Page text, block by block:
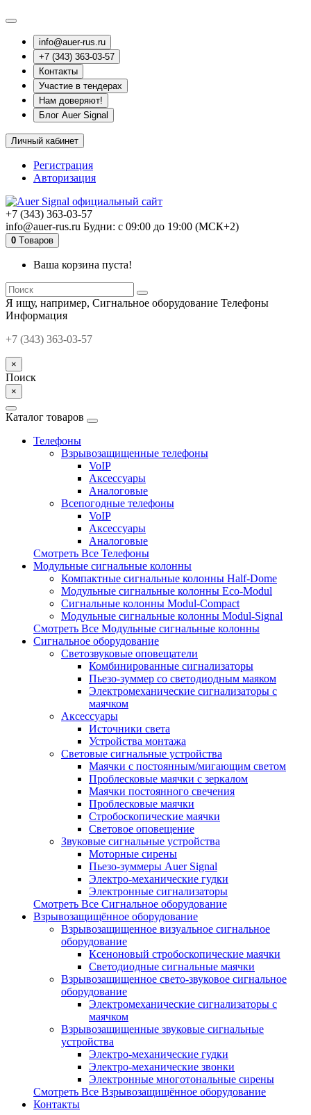
info@auer-rus.ru
+7 (343) 363-03-57
Контакты
Участие в тендерах
Нам доверяют!
Блог Auer Signal
Личный кабинет
Регистрация
Авторизация
+7 (343) 363-03-57
info@auer-rus.ru Будни: с 09:00 до 19:00 (МСК+2)
0 Tоваров
Ваша корзина пуста!
Я ищу, например, Сигнальное оборудование Телефоны
Информация
+7 (343) 363-03-57
×
Поиск
×
Каталог товаров
Телефоны
Взрывозащищенные телефоны
VoIP
Аксессуары
Аналоговые
Всепогодные телефоны
VoIP
Аксессуары
Аналоговые
Смотреть Все Телефоны
Модульные сигнальные колонны
Компактные сигнальные колонны Half-Dome
Модульные сигнальные колонны Eco-Modul
Сигнальные колонны Modul-Compact
Модульные сигнальные колонны Modul-Signal
Смотреть Все Модульные сигнальные колонны
Сигнальное оборудование
Светозвуковые оповещатели
Комбинированные сигнализаторы
Пьезо-зуммер со светодиодным маяком
Электромеханические сигнализаторы с
маячком
Аксессуары
Источники света
Устройства монтажа
Световые сигнальные устройства
Маячки с постоянным/мигающим светом
Проблесковые маячки с зеркалом
Маячки постоянного свечения
Проблесковые маячки
Стробоскопические маячки
Световое оповещение
Звуковые сигнальные устройства
Моторные сирены
Пьезо-зуммеры Auer Signal
Электро-механические гудки
Электронные сигнализаторы
Смотреть Все Сигнальное оборудование
Взрывозащищённое оборудование
Взрывозащищенное визуальное сигнальное
оборудование
Ксеноновый стробоскопические маячки
Светодиодные сигнальные маячки
Взрывозащищенное свето-звуковое сигнальное
оборудование
Электромеханические сигнализаторы с
маячком
Взрывозащищенные звуковые сигнальные
устройства
Электро-механические гудки
Электро-механические звонки
Электронные многотональные сирены
Смотреть Все Взрывозащищённое оборудование
Контакты